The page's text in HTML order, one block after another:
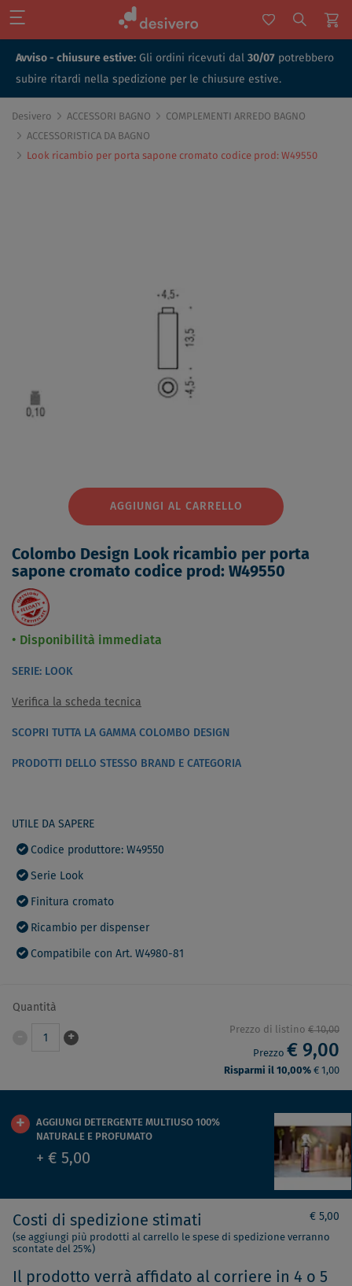
Avviso - chiusure estive: Gli ordini ricevuti dal 30/07 potrebbero
subire ritardi nella spedizione per le chiusure estive.
Desivero ACCESSORI BAGNO
COMPLEMENTI ARREDO BAGNO
ACCESSORISTICA DA BAGNO
Look ricambio per porta sapone cromato codice prod: W49550
AGGIUNGI AL CARRELLO
Colombo Design Look ricambio per porta
sapone cromato codice prod: W49550
Disponibilità immediata
SERIE: LOOK
Verifica la scheda tecnica
SCOPRI TUTTA LA GAMMA COLOMBO DESIGN
PRODOTTI DELLO STESSO BRAND E CATEGORIA
UTILE DA SAPERE
Codice produttore: W49550
Serie Look
Finitura cromato
Ricambio per dispenser
Compatibile con Art. W4980-81
Quantità
1 +
Prezzo di listino € 10,00
Prezzo € 9,00
Risparmi il 10,00% € 1,00
AGGIUNGI DETERGENTE MULTIUSO 100%
NATURALE E PROFUMATO
+ € 5,00
Costi di spedizione stimati € 5,00
(se aggiungi più prodotti al carrello le spese di spedizione verranno
scontate del 25%)
Il prodotto verrà affidato al corriere in 4 o 5